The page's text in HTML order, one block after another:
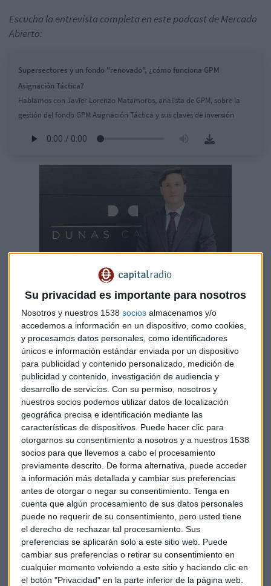
Su privacidad es importante para nosotros
Nosotros y nuestros 1538 socios almacenamos y/o
accedemos a información en un dispositivo, como cookies,
y procesamos datos personales, como identificadores
únicos e información estándar enviada por un dispositivo
para publicidad y contenido personalizado, medición de
publicidad y contenido, investigación de audiencia y
desarrollo de servicios. Con su permiso, nosotros y
nuestros socios podemos utilizar datos de localización
geográfica precisa e identificación mediante las
características de dispositivos. Puede hacer clic para
otorgarnos su consentimiento a nosotros y a nuestros 1538
socios para que llevemos a cabo el procesamiento
previamente descrito. De forma alternativa, puede acceder
a información más detallada y cambiar sus preferencias
antes de otorgar o negar su consentimiento. Tenga en
cuenta que algún procesamiento de sus datos personales
puede no requerir de su consentimiento, pero usted tiene
el derecho de rechazar tal procesamiento. Sus
preferencias se aplicarán solo a este sitio web. Puede
cambiar sus preferencias o retirar su consentimiento en
cualquier momento volviendo a este sitio y haciendo clic en
el botón "Privacidad" en la parte inferior de la página web.
Escucha la entrevista completa en este podcast de Mercado
Abierto:
Supersectores y un fondo "renovado", ¿cómo funciona GPM
Asignación Táctica?
Hablamos con Javier Lorenzo Matamoros, analista de GPM, sobre la
gestión del fondo GPM Asignación Táctica y sus claves de inversión
"Las energías renovables son activos
Borja Fernández, director de Ventas de Dunas
Capital, explica la estrategia de su fondo de inversión
enfocado a energías renovables
Capital Radio / / 2022-04-19
"Unvehículo abierto al que puede acceder cualquier
personacon una inversión mínima de 1€ y que está
teniendo una acogida muy buena", apostilla el analista
quien habla de diversificación de renta variable, oro y
liquidez que, señala, es también uno de los "activos" de este
fondo.
GPM Asignación Táctica opera de manera sistemática
base a unos sistemas "testeados" previamente que se
adecúa a los momentos de mercado en los que opera.
El fondo no trata de predecir (y recoger) ganancias de forma
constante de sus inversiones sino quebusca "obtener
siempre" la mayor de las rentabilidades, pero con el
menor riesgo posible.